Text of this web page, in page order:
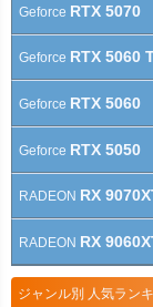
Geforce RTX 5070
Geforce RTX 5060
Geforce RTX 5060
Geforce RTX 5050
RADEON RX
RADEON RX
ジャンル別 人気ラン